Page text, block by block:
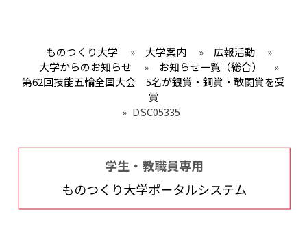
ものつくり大学 » 大学案内 » 広報活動
»
大学からのお知らせ
» お知らせ一覧（総合）
»
第62回技能五輪全国大会 5名が銀賞・銅賞・敢闘賞を受
賞
» DSC05335